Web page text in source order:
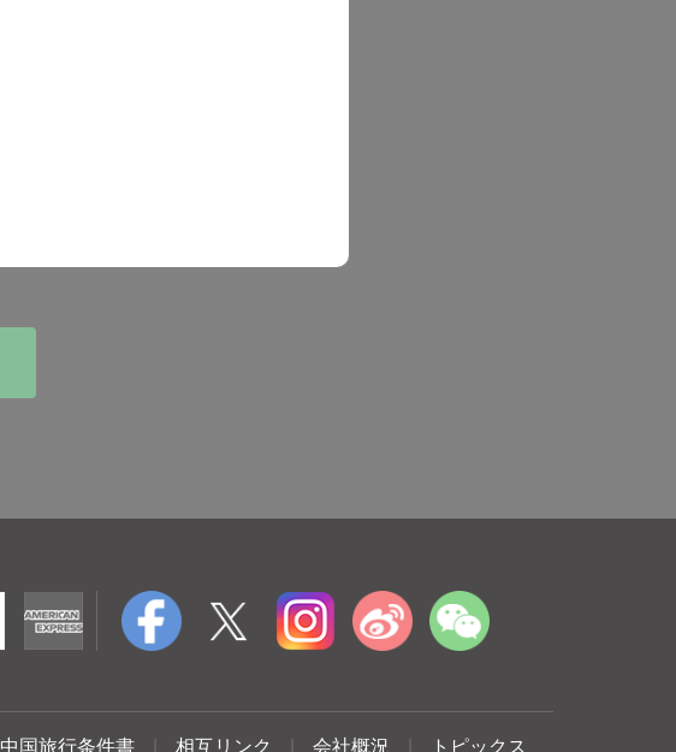
中国旅行条件書 相互リンク 会社概況 トピックス